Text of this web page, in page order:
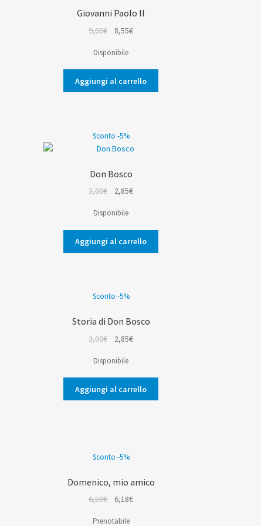
Giovanni Paolo II
9,00€
originale
era:
9,00€.
8,55€Il
è:
8,55€.
Disponibile
Aggiungi al carrello
Sconto -5%
Don Bosco
3,00€
originale
era:
3,00€.
2,85€Il
è:
2,85€.
Disponibile
Aggiungi al carrello
Sconto -5%
Storia di Don Bosco
3,00€
originale
era:
3,00€.
2,85€Il
è:
2,85€.
Disponibile
Aggiungi al carrello
Sconto -5%
Domenico, mio amico
6,50€ 6,18€Il
Prenotabile